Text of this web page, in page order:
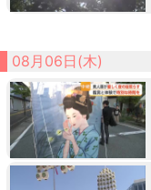
08月06日(木)